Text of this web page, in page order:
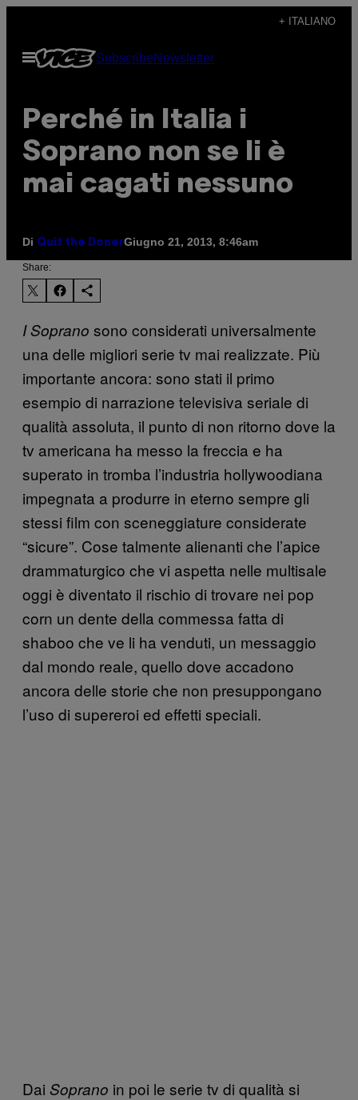
contenuto
+ ITALIANO
Apri
SubscribeNewsletter
Perché in Italia i
Soprano non se li è
mai cagati nessuno
Di Quit the DonerGiugno 21, 2013, 8:46am
Share:
I Soprano sono considerati universalmente
una delle migliori serie tv mai realizzate. Più
importante ancora: sono stati il primo
esempio di narrazione televisiva seriale di
qualità assoluta, il punto di non ritorno dove la
tv americana ha messo la freccia e ha
superato in tromba l’industria hollywoodiana
impegnata a produrre in eterno sempre gli
stessi film con sceneggiature considerate
“sicure”. Cose talmente alienanti che l’apice
drammaturgico che vi aspetta nelle multisale
oggi è diventato il rischio di trovare nei pop
corn un dente della commessa fatta di
shaboo che ve li ha venduti, un messaggio
dal mondo reale, quello dove accadono
ancora delle storie che non presuppongano
l’uso di supereroi ed effetti speciali.
Dai Soprano in poi le serie tv di qualità si